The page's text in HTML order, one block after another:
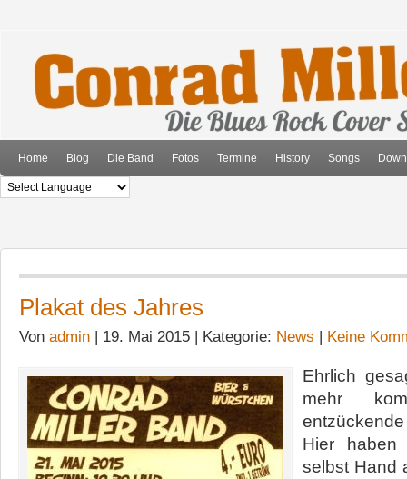
Home Blog Die Band Fotos Termine History Songs
Plakat des Jahres
Von admin | 19. Mai 2015 | Kategorie: News | Keine
Ehrlich
mehr
Hier
selbst Hand